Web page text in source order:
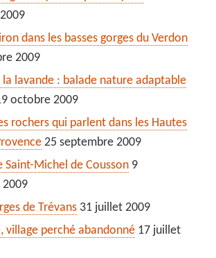
dans les basses gorges du Verdon
2009
la lavande : balade nature adaptable
octobre 2009
rochers qui parlent dans les Hautes
25 septembre 2009
Saint-Michel de Cousson 9
2009
de Trévans 31 juillet 2009
village perché abandonné 17 juillet